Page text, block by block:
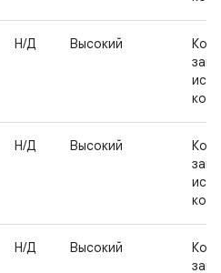
Н/Д Высокий
Н/Д Высокий
Н/Д Высокий